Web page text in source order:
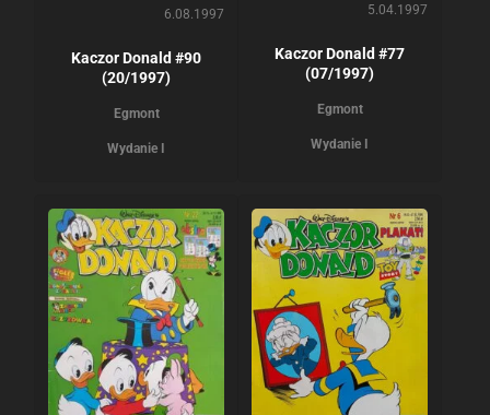
6.08.1997
Kaczor Donald #90
(20/1997)
Egmont
Wydanie I
5.04.1997
Kaczor Donald #77
(07/1997)
Egmont
Wydanie I